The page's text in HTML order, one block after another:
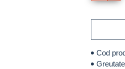
Cod